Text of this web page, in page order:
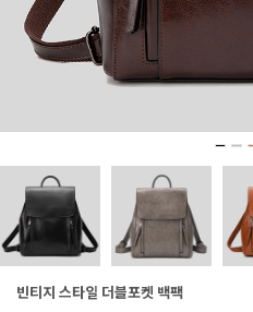
빈티지 스타일 더블포켓 백팩